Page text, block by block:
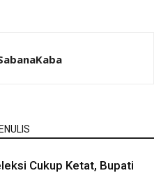
Cukup Ketat, Bupati